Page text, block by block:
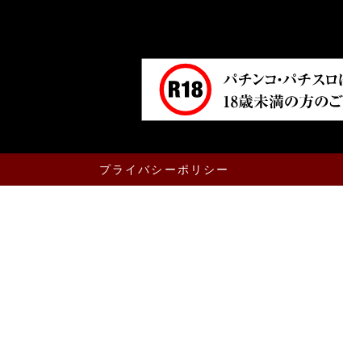
プライバシーポリシー